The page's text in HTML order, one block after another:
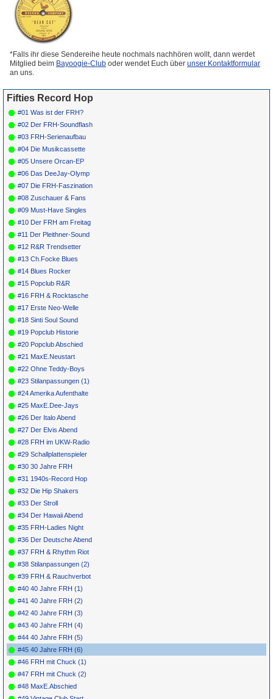
*Falls ihr diese Sendereihe heute nochmals nachhören wollt, dann werdet
Mitglied beim Bayoogie-Club oder wendet Euch über unser Kontaktformular
an uns.
Fifties Record Hop
#01 Was ist der FRH?
#02 Der FRH-Soundflash
#03 FRH-Serienaufbau
#04 Die Musikcassette
#05 Unsere Orcan-EP
#06 Das DeeJay-Olymp
#07 Die FRH-Faszination
#08 Zuschauer & Fans
#09 Must-Have Singles
#10 Der FRH am Freitag
#11 Der Pleithner-Sound
#12 R&R Trendsetter
#13 Ch.Focke Blues
#14 Blues Rocker
#15 Popclub R&R
#16 FRH & Rocktasche
#17 Erste Neo-Welle
#18 Sinti Soul Sound
#19 Popclub Historie
#20 Popclub Abschied
#21 MaxE.Neustart
#22 Ohne Teddy-Boys
#23 Stilanpassungen (1)
#24 Amerika Aufenthalte
#25 MaxE.Dee-Jays
#26 Der Italo Abend
#27 Der Elvis Abend
#28 FRH im UKW-Radio
#29 Schallplattenspieler
#30 30 Jahre FRH
#31 1940s-Record Hop
#32 Die Hip Shakers
#33 Der Stroll
#34 Der Hawaii Abend
#35 FRH-Ladies Night
#36 Der Deutsche Abend
#37 FRH & Rhythm Riot
#38 Stilanpassungen (2)
#39 FRH & Rauchverbot
#40 40 Jahre FRH (1)
#41 40 Jahre FRH (2)
#42 40 Jahre FRH (3)
#43 40 Jahre FRH (4)
#44 40 Jahre FRH (5)
#45 40 Jahre FRH (6)
#46 FRH mit Chuck (1)
#47 FRH mit Chuck (2)
#48 MaxE.Abschied